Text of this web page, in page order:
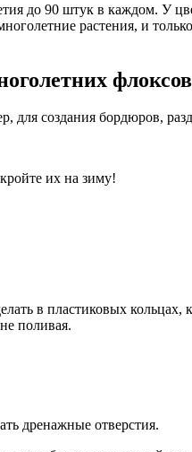
до 90 штук в каждом. У
растения, и
создания бордюров,
их на зиму!
в пластиковых
поливая.
дренажные отверстия.